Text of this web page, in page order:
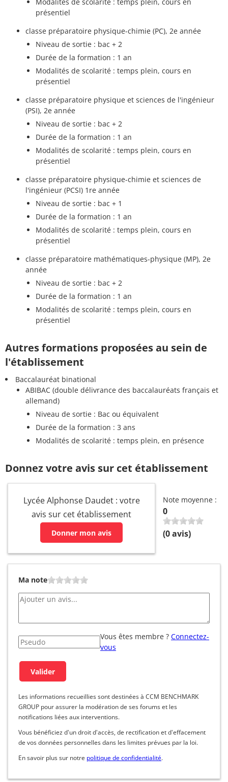
présentiel
classe préparatoire physique-chimie (PC), 2e année
Niveau de sortie : bac + 2
Durée de la formation : 1 an
Modalités de scolarité : temps plein, cours en
présentiel
classe préparatoire physique et sciences de l'ingénieur
(PSI), 2e année
Niveau de sortie : bac + 2
Durée de la formation : 1 an
Modalités de scolarité : temps plein, cours en
présentiel
classe préparatoire physique-chimie et sciences de
l'ingénieur (PCSI) 1re année
Niveau de sortie : bac + 1
Durée de la formation : 1 an
Modalités de scolarité : temps plein, cours en
présentiel
classe préparatoire mathématiques-physique (MP), 2e
année
Niveau de sortie : bac + 2
Durée de la formation : 1 an
Modalités de scolarité : temps plein, cours en
présentiel
Autres formations proposées au sein de
l'établissement
Baccalauréat binational
ABIBAC (double délivrance des baccalauréats français et
allemand)
Niveau de sortie : Bac ou équivalent
Durée de la formation : 3 ans
Modalités de scolarité : temps plein, en présence
Donnez votre avis sur cet établissement
Lycée Alphonse Daudet : votre
avis sur cet établissement
Donner mon avis
Note moyenne :
0
(0avis)
Ma note
Vous êtes membre ? Connectez-
vous
Les informations recueillies sont destinées à CCM BENCHMARK
GROUP pour assurer la modération de ses forums et les
notifications liées aux interventions.
Vous bénéficiez d'un droit d'accès, de rectification et d'effacement
de vos données personnelles dans les limites prévues par la loi.
En savoir plus sur notre politique de confidentialité.